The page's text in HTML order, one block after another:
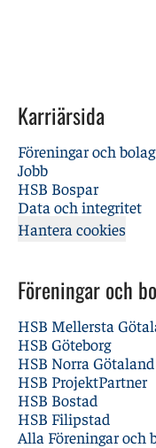
Karriärsida
Föreningar och bolag
Jobb
HSB Bospar
Data och integritet
Hantera cookies
Föreningar och
HSB Mellersta
HSB Göteborg
HSB Norra Götaland
HSB ProjektPartner
HSB Bostad
HSB Filipstad
Alla Föreningar och